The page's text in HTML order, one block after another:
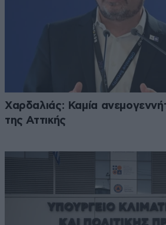
Χαρδαλιάς: Καμία
της Αττικής